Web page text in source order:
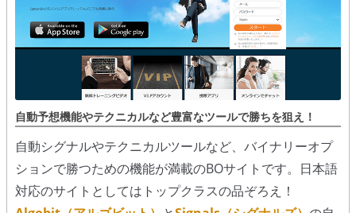
トレーダーズ・チョイス
スプレッド取引
アルゴビット
シグナルズ
詐欺・ステマなどBO裏話
ステマに注意！
自動予想機能やテクニカルなど豊富なツールで勝ちを狙え！
自動シグナルやテクニカルツールなど、バイナリーオプ
ションで勝つための機能が満載のBOサイトです。日本語
対応のサイトとしてはトップクラスの品ぞろえ！